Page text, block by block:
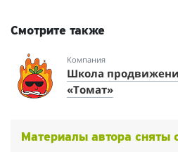
Смотрите также
Компания
Школа
«Томат»
Материалы автора сняты